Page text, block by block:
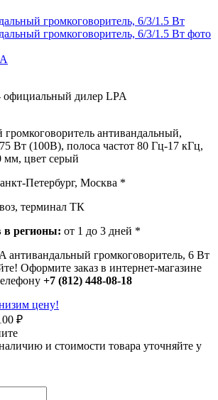
дилер LPA
антивандальный,
Вт (100В), полоса частот 80 Гц-17 кГц,
мм, цвет серый
Петербург, Москва *
терминал ТК
в регионы: от 1 до 3 дней *
антивандальный громкоговоритель, 6 Вт
Оформите заказ в интернет-магазине
+7 (812) 448-08-18
цену!
₽
и стоимости товара уточняйте у